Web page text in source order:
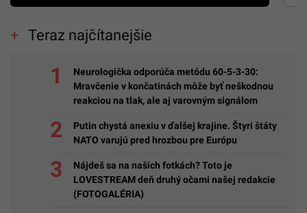
Teraz najčítanejšie
Neurologička odporúča metódu 60-5-3-30:
Mravčenie v končatinách môže byť neškodnou
reakciou na tlak, ale aj varovným signálom
Putin chystá anexiu v ďalšej krajine. Štyri štáty
NATO varujú pred hrozbou pre Európu
Nájdeš sa na našich fotkách? Toto je
LOVESTREAM deň druhý očami našej redakcie
(FOTOGALÉRIA)